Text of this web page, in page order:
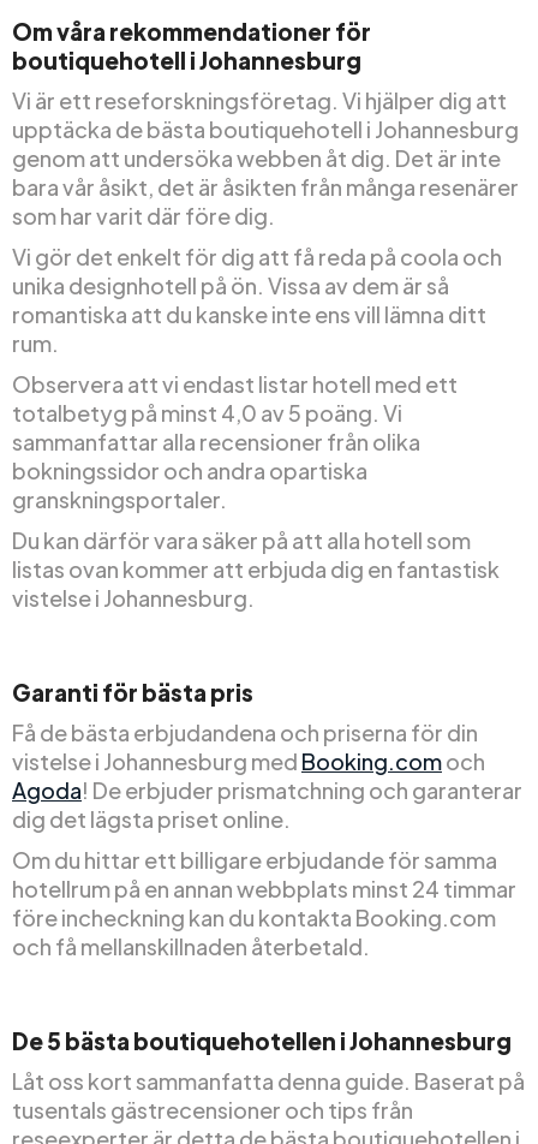
Om våra rekommendationer för
boutiquehotell i Johannesburg
Vi är ett reseforskningsföretag. Vi hjälper dig att
upptäcka de bästa boutiquehotell i Johannesburg
genom att undersöka webben åt dig. Det är inte
bara vår åsikt, det är åsikten från många resenärer
som har varit där före dig.
Vi gör det enkelt för dig att få reda på coola och
unika designhotell på ön. Vissa av dem är så
romantiska att du kanske inte ens vill lämna ditt
rum.
Observera att vi endast listar hotell med ett
totalbetyg på minst 4,0 av 5 poäng. Vi
sammanfattar alla recensioner från olika
bokningssidor och andra opartiska
granskningsportaler.
Du kan därför vara säker på att alla hotell som
listas ovan kommer att erbjuda dig en fantastisk
vistelse i Johannesburg.
Garanti för bästa pris
Få de bästa erbjudandena och priserna för din
vistelse i Johannesburg med Booking.comoch
Agoda! De erbjuder prismatchning och garanterar
dig det lägsta priset online.
Om du hittar ett billigare erbjudande för samma
hotellrum på en annan webbplats minst 24 timmar
före incheckning kan du kontakta Booking.com
och få mellanskillnaden återbetald.
De 5 bästa boutiquehotellen i Johannesburg
Låt oss kort sammanfatta denna guide. Baserat på
tusentals gästrecensioner och tips från
reseexperter är detta de bästa boutiquehotellen i